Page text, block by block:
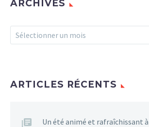
ARCHIVES
Archives
Sélectionner un mois
ARTICLES RÉCENTS
Un été animé et rafraîchissant à